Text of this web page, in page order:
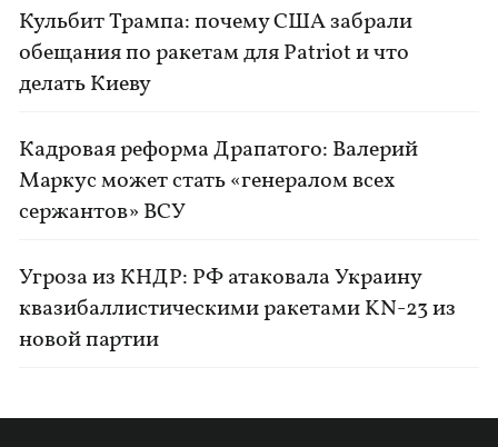
Кульбит Трампа: почему США забрали
обещания по ракетам для Patriot и что
делать Киеву
Кадровая реформа Драпатого: Валерий
Маркус может стать «генералом всех
сержантов» ВСУ
Угроза из КНДР: РФ атаковала Украину
квазибаллистическими ракетами KN-23 из
новой партии